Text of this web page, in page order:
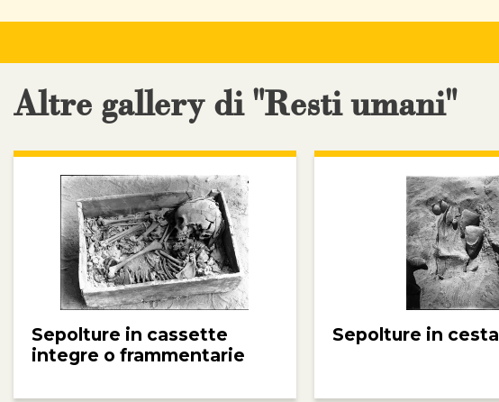
Altre gallery di "Resti umani"
Sepolture in cassette
integre o frammentarie
Sepolture in cesta